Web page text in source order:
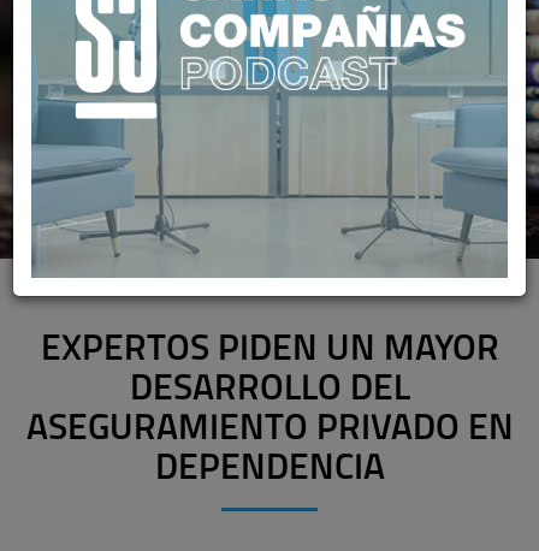
EXPERTOS PIDEN UN MAYOR
DESARROLLO DEL
ASEGURAMIENTO PRIVADO EN
DEPENDENCIA